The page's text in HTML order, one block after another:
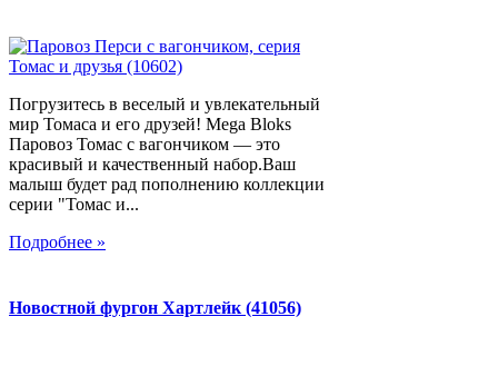
Погрузитесь в веселый и увлекательный
мир Томаса и его друзей! Mega Bloks
Паровоз Томас с вагончиком — это
красивый и качественный набор.Ваш
малыш будет рад пополнению коллекции
серии "Томас и...
Подробнее »
Новостной фургон Хартлейк (41056)